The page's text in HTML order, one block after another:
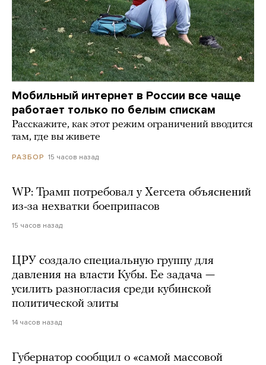
Мобильный интернет в России все чаще
работает только по белым спискам
Расскажите, как этот режим ограничений вводится
там, где вы живете
РАЗБОР 15 часов назад
WP: Трамп потребовал у Хегсета объяснений
из-за нехватки боеприпасов
15 часов назад
ЦРУ создало специальную группу для
давления на власти Кубы. Ее задача —
усилить разногласия среди кубинской
политической элиты
14 часов назад
Губернатор сообщил о «самой массовой